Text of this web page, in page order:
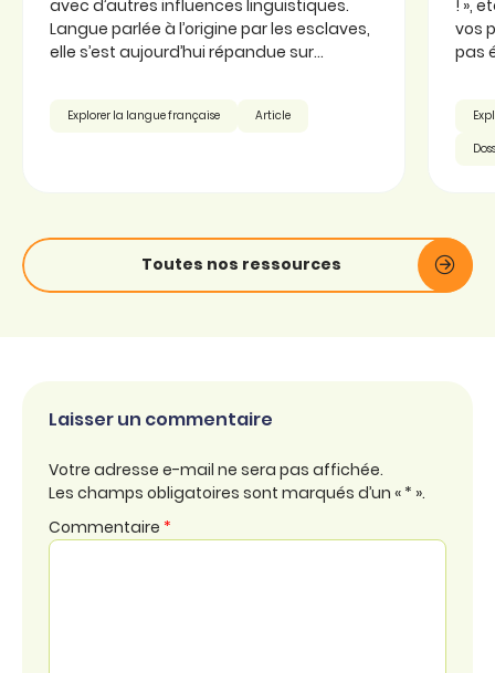
avec d’autres influences linguistiques.
Langue parlée à l’origine par les esclaves,
elle s’est aujourd’hui répandue sur...
Explorer la langue française Article
! »,
vos
pas
Toutes nos ressources
Laisser un commentaire
Votre adresse e-mail ne sera pas affichée.
Les champs obligatoires sont marqués d’un « * ».
Commentaire *